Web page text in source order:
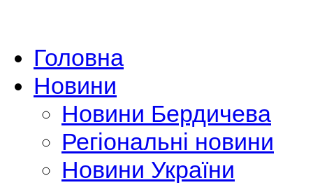
Головна
Новини
Новини Бердичева
Регіональні новини
Новини України